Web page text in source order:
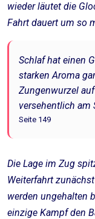
wieder läutet die
Fahrt dauert um so
Schlaf hat einen
starken Aroma
Zungenwurzel
versehentlich am
Seite 149
Die Lage im Zug
Weiterfahrt
werden ungehalten
einzige Kampf den